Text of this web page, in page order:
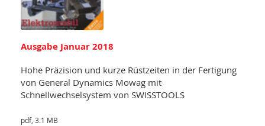
Ausgabe Januar 2018
Hohe Präzision und kurze Rüstzeiten in der Fertigung
von General Dynamics Mowag mit
Schnellwechselsystem von SWISSTOOLS
pdf, 3.1 MB